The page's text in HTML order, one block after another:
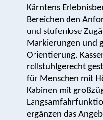
Kärntens
Bereichen den
und stufenlose
Markierungen und
Orientierung.
rollstuhlgerecht
für Menschen mit
Kabinen mit
ergänzen das